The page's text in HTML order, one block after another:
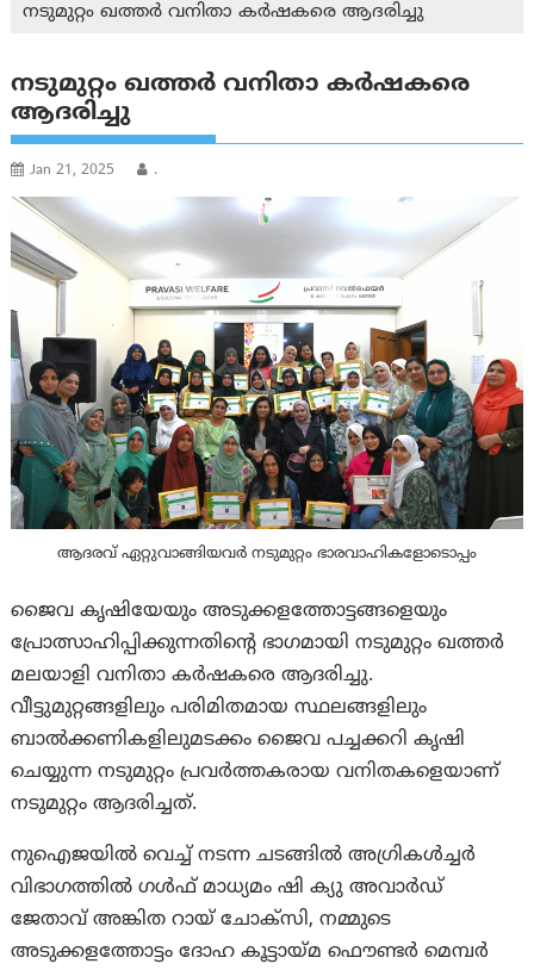
നടുമുറ്റം ഖത്തർ വനിതാ കർഷകരെ ആദരിച്ചു
നടുമുറ്റം ഖത്തർ വനിതാ കർഷകരെ
ആദരിച്ചു
Jan 21, 2025 .
ആദരവ് ഏറ്റുവാങ്ങിയവർ നടുമുറ്റം ഭാരവാഹികളോടൊപ്പം
ജൈവ കൃഷിയേയും അടുക്കളത്തോട്ടങ്ങളെയും
പ്രോത്സാഹിപ്പിക്കുന്നതിൻ്റെ ഭാഗമായി നടുമുറ്റം ഖത്തർ
മലയാളി വനിതാ കർഷകരെ ആദരിച്ചു.
വീട്ടുമുറ്റങ്ങളിലും പരിമിതമായ സ്ഥലങ്ങളിലും
ബാൽക്കണികളിലുമടക്കം ജൈവ പച്ചക്കറി കൃഷി
ചെയ്യുന്ന നടുമുറ്റം പ്രവർത്തകരായ വനിതകളെയാണ്
നടുമുറ്റം ആദരിച്ചത്.
നുഐജയിൽ വെച്ച് നടന്ന ചടങ്ങിൽ അഗ്രികൾച്ചർ
വിഭാഗത്തിൽ ഗൾഫ് മാധ്യമം ഷി ക്യു അവാർഡ്
ജേതാവ് അങ്കിത റായ് ചോക്സി, നമ്മുടെ
അടുക്കളത്തോട്ടം ദോഹ കൂട്ടായ്മ ഫൌണ്ടർ മെമ്പർ